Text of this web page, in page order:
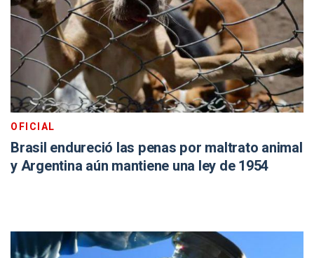
OFICIAL
Brasil endureció las penas por maltrato animal
y Argentina aún mantiene una ley de 1954